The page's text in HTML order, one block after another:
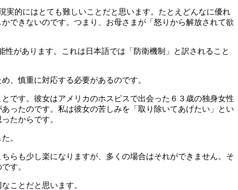
的にはとても難しいことだと思います。たとえどんなに優れ
できないのです。つまり、お母さまが「怒りから解放されて欲
性があります。これは日本語では「防衛機制」と訳されること
、慎重に対応する必要があるのです。
です。彼女はアメリカのホスピスで出会った６３歳の独身女性
ったのです。私は彼女の苦しみを「取り除いてあげたい」とい
たからです。
。
らも少し楽になりますが、多くの場合はそれができません。そ
す。
ことだと思います。